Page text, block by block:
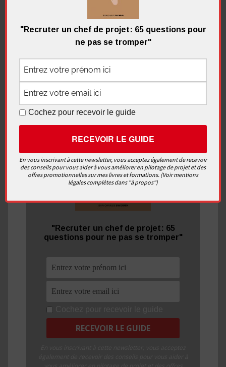
Recevez gratuitement
nouveauguide
"Recruter un chef de projet: 65
questions pour ne pas se tromper"
"Recruter un chef de projet: 65 questions pour
ne pas se tromper"
Cochez pour recevoir le guide
En vous inscrivant à cette newsletter, vous acceptez également de recevoir
des conseils pour vous aider à vous améliorer en pilotage de projet et des
offres promotionnelles sur mes livres et formations. (Voir mentions
légales complètes dans "à propos")